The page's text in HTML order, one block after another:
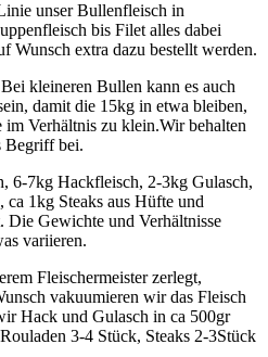
unser Bullenfleisch in
bis Filet alles dabei
Wunsch extra dazu bestellt werden.
kleineren Bullen kann es auch
damit die 15kg in etwa bleiben,
im Verhältnis zu klein.Wir behalten
Begriff bei.
6-7kg Hackfleisch, 2-3kg Gulasch,
1kg Steaks aus Hüfte und
Die Gewichte und Verhältnisse
variieren.
Fleischermeister zerlegt,
vakuumieren wir das Fleisch
Hack und Gulasch in ca 500gr
3-4 Stück, Steaks 2-3Stück